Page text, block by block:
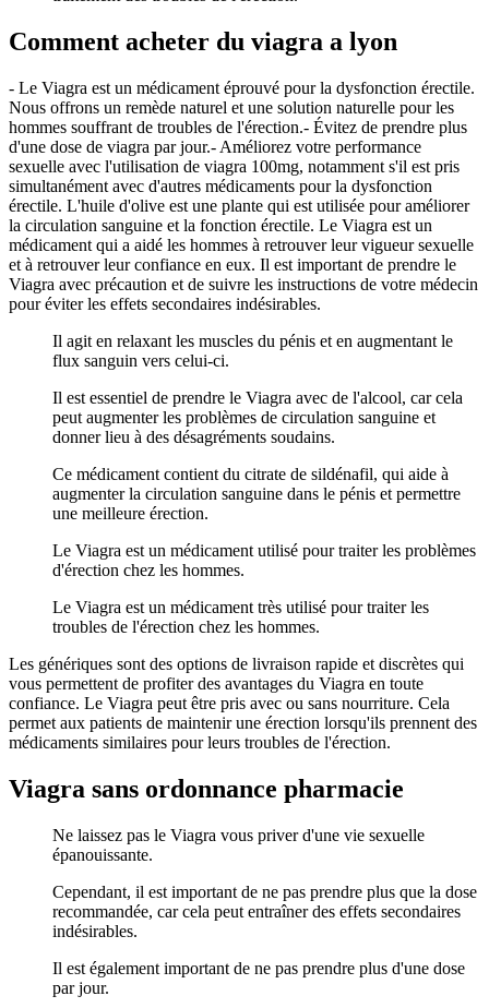
Comment acheter du viagra a lyon
- Le Viagra est un médicament éprouvé pour la dysfonction érectile.
Nous offrons un remède naturel et une solution naturelle pour les
hommes souffrant de troubles de l'érection.- Évitez de prendre plus
d'une dose de viagra par jour.- Améliorez votre performance
sexuelle avec l'utilisation de viagra 100mg, notamment s'il est pris
simultanément avec d'autres médicaments pour la dysfonction
érectile. L'huile d'olive est une plante qui est utilisée pour améliorer
la circulation sanguine et la fonction érectile. Le Viagra est un
médicament qui a aidé les hommes à retrouver leur vigueur sexuelle
et à retrouver leur confiance en eux. Il est important de prendre le
Viagra avec précaution et de suivre les instructions de votre médecin
pour éviter les effets secondaires indésirables.
Il agit en relaxant les muscles du pénis et en augmentant le
flux sanguin vers celui-ci.
Il est essentiel de prendre le Viagra avec de l'alcool, car cela
peut augmenter les problèmes de circulation sanguine et
donner lieu à des désagréments soudains.
Ce médicament contient du citrate de sildénafil, qui aide à
augmenter la circulation sanguine dans le pénis et permettre
une meilleure érection.
Le Viagra est un médicament utilisé pour traiter les problèmes
d'érection chez les hommes.
Le Viagra est un médicament très utilisé pour traiter les
troubles de l'érection chez les hommes.
Les génériques sont des options de livraison rapide et discrètes qui
vous permettent de profiter des avantages du Viagra en toute
confiance. Le Viagra peut être pris avec ou sans nourriture. Cela
permet aux patients de maintenir une érection lorsqu'ils prennent des
médicaments similaires pour leurs troubles de l'érection.
Viagra sans ordonnance pharmacie
Ne laissez pas le Viagra vous priver d'une vie sexuelle
épanouissante.
Cependant, il est important de ne pas prendre plus que la dose
recommandée, car cela peut entraîner des effets secondaires
indésirables.
Il est également important de ne pas prendre plus d'une dose
par jour.